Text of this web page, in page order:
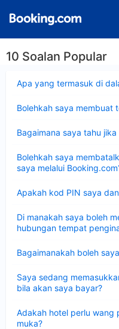
10 Soalan Popular
Apa yang termasuk di
Bolehkah saya membuat
Bagaimana saya tahu
Bolehkah saya
saya melalui
Apakah kod PIN saya
Di manakah saya boleh
hubungan tempat
Bagaimanakah boleh
Saya sedang
bila akan saya bayar?
Adakah hotel perlu wang
muka?